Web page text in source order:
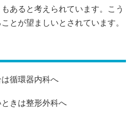
あると考えられています。こう
とが望ましいとされています。
循環器内科へ
きは整形外科へ